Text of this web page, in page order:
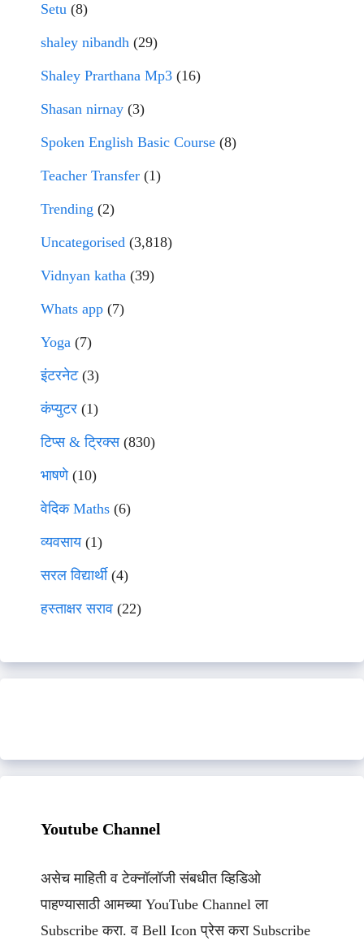
Setu (8)
shaley nibandh (29)
Shaley Prarthana Mp3 (16)
Shasan nirnay (3)
Spoken English Basic Course (8)
Teacher Transfer (1)
Trending (2)
Uncategorised (3,818)
Vidnyan katha (39)
Whats app (7)
Yoga (7)
इंटरनेट(3)
कंप्युटर (1)
टिप्स & ट्रिक्स(830)
भाषणे(10)
वेदिक Maths (6)
व्यवसाय(1)
सरल विद्यार्थी(4)
हस्ताक्षर सराव (22)
Youtube Channel
असेच माहिती व टेक्नॉलॉजी संबधीत व्हिडिओ
पाहण्यासाठी आमच्या YouTube Channel ला
Subscribe करा. व Bell Icon प्रेस करा Subscribe